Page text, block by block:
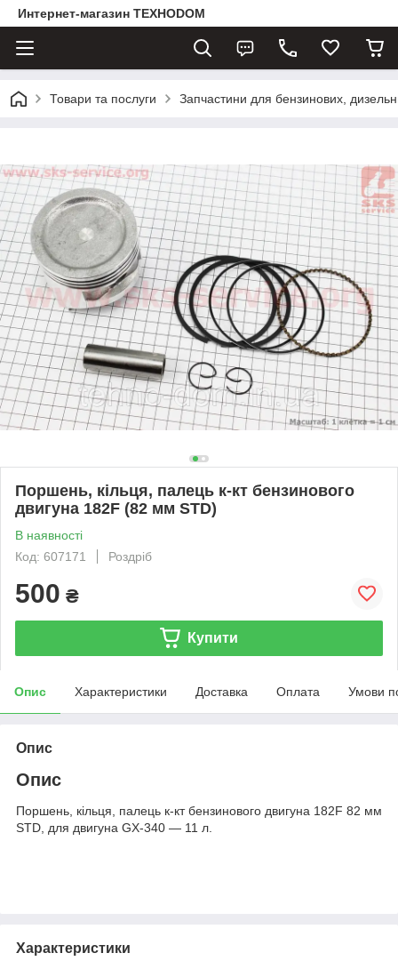
Интернет-магазин ТЕХНОDOM
Товари та послуги Запчастини для бензинових,
Поршень, кільця, палець к-кт бензинового
двигуна 182F (82 мм STD)
В наявності
Код: 607171
Роздріб
500 ₴
Купити
Опис Характеристики Доставка Оплата Умови
Опис
Опис
Поршень, кільця, палець к-кт бензинового двигуна 182F 82 мм
STD, для двигуна GX-340 — 11 л.
Характеристики